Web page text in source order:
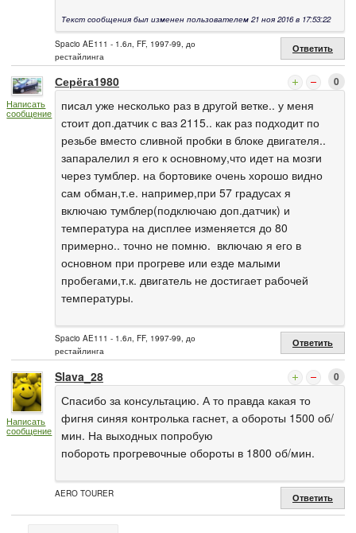
Текст сообщения был изменен пользователем 21 ноя 2016 в 17:53:22
Spacio AE111 - 1.6л, FF, 1997-99, до
рестайлинга
Ответить
Написать
сообщение
Серёга1980 0
писал уже несколько раз в другой ветке.. у меня
стоит доп.датчик с ваз 2115.. как раз подходит по
резьбе вместо сливной пробки в блоке двигателя..
запаралелил я его к основному,что идет на мозги
через тумблер. на бортовике очень хорошо видно
сам обман,т.е. например,при 57 градусах я
включаю тумблер(подключаю доп.датчик) и
температура на дисплее изменяется до 80
примерно.. точно не помню. включаю я его в
основном при прогреве или езде малыми
пробегами,т.к. двигатель не достигает рабочей
температуры.
Spacio AE111 - 1.6л, FF, 1997-99, до
рестайлинга
Ответить
Написать
сообщение
Slava_28 0
Спасибо за консультацию. А то правда какая то
фигня синяя контролька гаснет, а обороты 1500 об/
мин. На выходных попробую
побороть прогревочные обороты в 1800 об/мин.
AERO TOURER Ответить